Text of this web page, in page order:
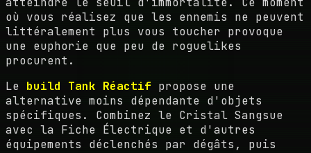
où vous réalisez que les ennemis ne peuvent
littéralement plus vous toucher provoque
une euphorie que peu de roguelikes
procurent.
Le build Tank Réactif propose une
alternative moins dépendante d'objets
spécifiques. Combinez le Cristal Sangsue
avec la Fiche Électrique et d'autres
équipements déclenchés par dégâts, puis